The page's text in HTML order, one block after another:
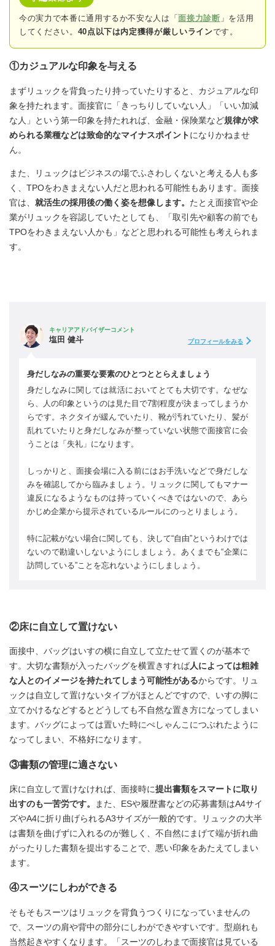
今の実力で本番に通用するか不安な人は「面接力診断 」を活用
してください。 40点以下は内定獲得が厳しいラインです。
①カジュアルな印象を与える
まずリュックを背負ったり持っていたりすると、カジュアルな印
象を持たれます。面接官に「きっちりしていない人」「いい加減
な人」という第一印象を持たれれば、金融・保険業など規律が求
められる業種などは致命的なマイナスポイントになりかねませ
ん。
また、リュックはビジネスの場でふさわしくないと考える人も多
く、TPOをわきまえない人だと思われる可能性もあります。面接
官は、 就活生の採用後の働く姿を想像します。 たとえ面接官や企
業がリュックを容認していたとしても、「取引先や顧客の前でも
TPOをわきまえない人かも」などと思われる可能性も考えられま
す。
キャリアアドバイザーコメント
塩田 健斗 プロフィールをみる
身だしなみの重要な要素のひとつととらえましょう
身だしなみに関しては就活においてとても大切です。なぜな
ら、人の印象というのは見た目で7割程度が決まってしまうか
らです。ネクタイが緩んでいたり、靴が汚れていたり、髪が
乱れていたりと身だしなみが整っていない状態で面接官に会
うことは「失礼」になります。
しっかりと、面接会場に入る前にはお手洗いなどで身だしな
みを確認してから臨みましょう。リュックに関してもマナー
違反になるようなものは持っていくべきではないので、あら
かじめ企業から提示されているルールにのっとりましょう。
特に記載がない場合に関しても、決して“自由”というわけでは
ないので勘違いしないようにしましょう。あくまでも“企業に
訪問している”ことを忘れないようにしましょう。
②床に自立して置けない
面接中、バッグはいすの横に自立して立たせて置くのが基本で
す。大切な書類が入ったバッグを横置きすれば人によっては粗雑
な人とのイメージを持たれてしまう可能性があるからです。リュ
ックは自立して置けないタイプがほとんどですので、いすの脚に
立てかけるなどするとどうしても不自然な置き方になってしまい
ます。バッグによっては置いた時にぺしゃんこにつぶれたように
なってしまい、不格好になります。
③書類の管理に適さない
床に自立して置けなければ、面接時に提出書類をスマートに取り
出すのも一苦労です。
また、ESや履歴書などの応募書類はA4サイ
ズやA4に折り曲げられるA3サイズが一般的です。リュックの大半
は書類を曲げずに入れるのが難しく、不自然にまげて端が折れ曲
がったりした書類を提出することで、悪い印象をあたえてしまい
ます。
④スーツにしわができる
そもそもスーツはリュックを背負うつくりになっていませんの
で、スーツの肩や背中の部分にしわができやすいです。型崩れも
当然起きやすくなります。「スーツのしわまで面接官は見ている